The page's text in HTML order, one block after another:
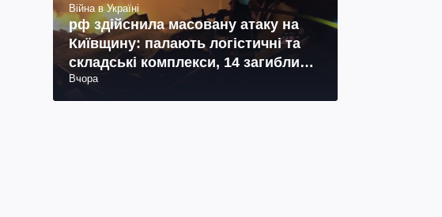
Війна в Україні
рф здійснила масовану атаку на
Київщину: палають логістичні та
складські комплекси, 14 загиблих,
27 поранених (фото, відео)
Вчора